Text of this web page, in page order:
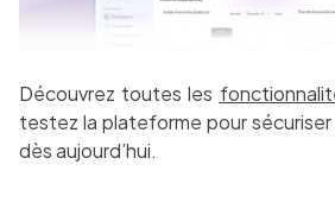
Découvrez toutes les
testez la plateforme pour
dès aujourd’hui.